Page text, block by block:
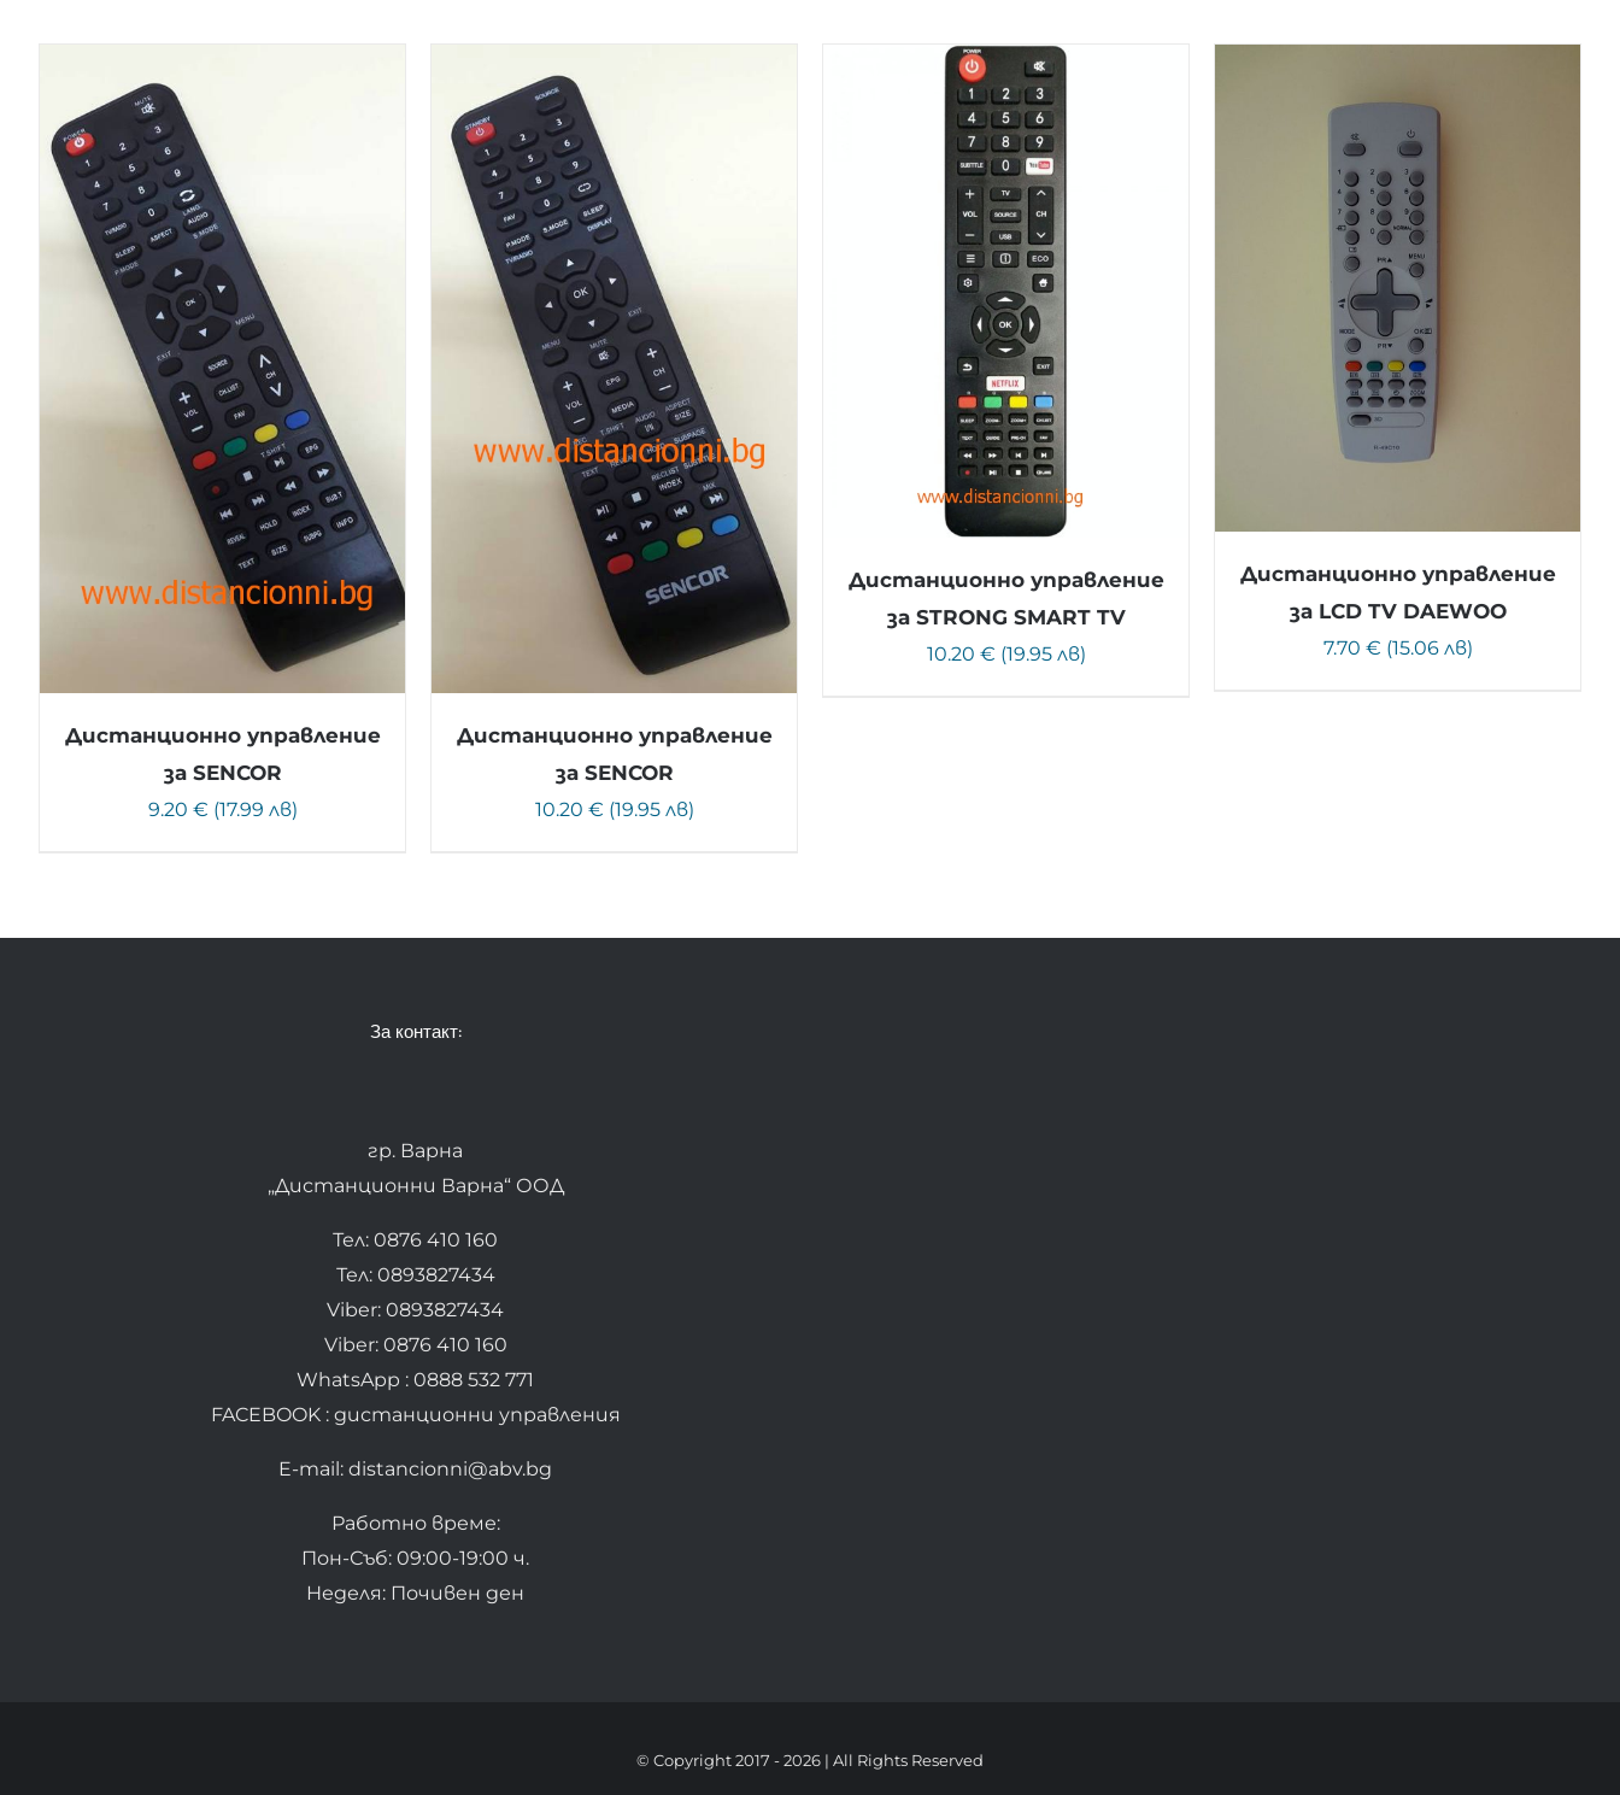
Дистанционно управление
за SENCOR
9.20 € (17.99 лв)
Дистанционно управление
за SENCOR
10.20 € (19.95 лв)
Дистанционно управление
за STRONG SMART TV
10.20 € (19.95 лв)
Дистанционно управление
за LCD TV DAEWOO
7.70 € (15.06 лв)
За контакт:
гр. Варна
„Дистанционни Варна“ ООД
Тел: 0876 410 160
Тел: 0893827434
Viber: 0893827434
Viber: 0876 410 160
WhatsApp : 0888 532 771
FACEBOOK : дистанционни управления
E-mail: distancionni@abv.bg
Работно време:
Пон-Съб: 09:00-19:00 ч.
Неделя: Почивен ден
© Copyright 2017 -2026 | All Rights Reserved